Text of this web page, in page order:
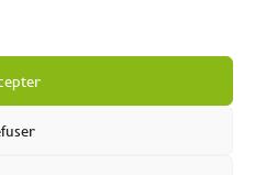
utilisées pour traiter ma demande